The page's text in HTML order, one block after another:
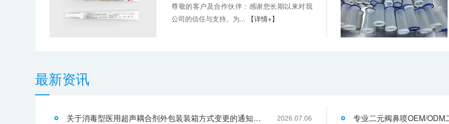
尊敬的客户及合作伙伴：感谢您长期以来对我
公司的信任与支持。为...
【详情+】
最新资讯
关于消毒型医用超声耦合剂外包装装箱方式变更的通知-武汉耦合医学 2026.07.06